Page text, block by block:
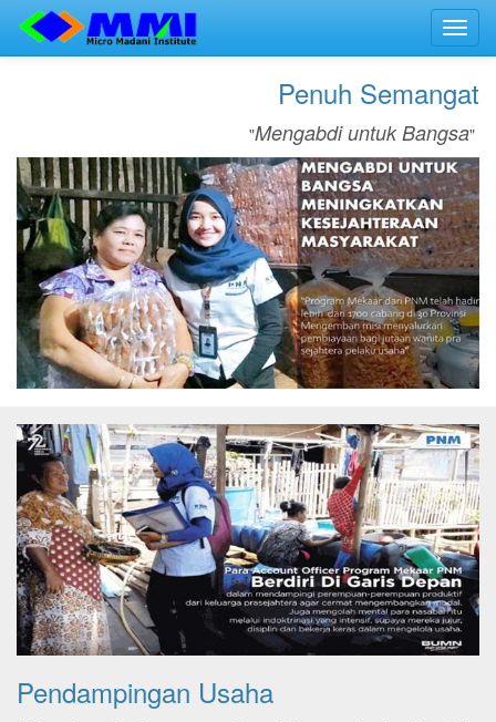
Penuh Semangat
"Mengabdi untuk Bangsa"
Pendampingan Usaha